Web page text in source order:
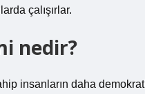
çalışırlar.
nedir?
insanların daha